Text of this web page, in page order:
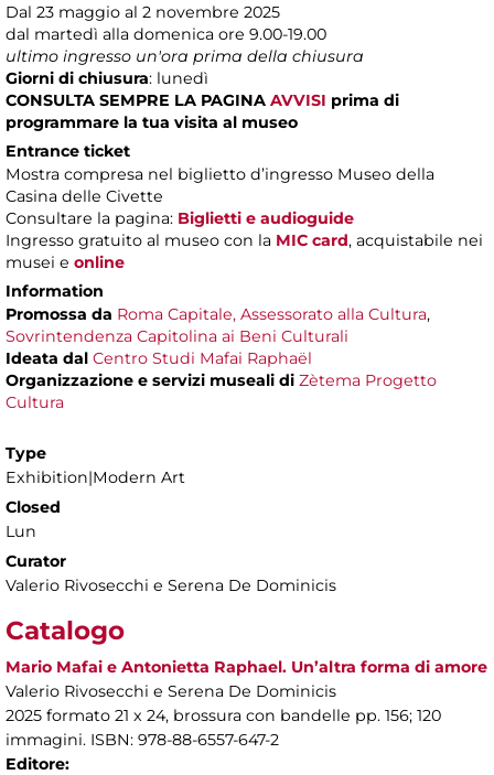
Dal 23 maggio al 2 novembre 2025
dal martedì alla domenica ore 9.00-19.00
ultimo ingresso un'ora prima della chiusura
Giorni di chiusura: lunedì
CONSULTA SEMPRE LA PAGINA AVVISI prima di
programmare la tua visita al museo
Entrance ticket
Mostra compresa nel biglietto d’ingresso Museo della
Casina delle Civette
Consultare la pagina: Biglietti e audioguide
Ingresso gratuito al museo con la MIC card, acquistabile nei
musei e online
Information
Promossa da Roma Capitale, Assessorato alla Cultura,
Sovrintendenza Capitolina ai Beni Culturali
Ideata dal Centro Studi Mafai Raphaël
Organizzazione e servizi museali di Zètema Progetto
Cultura
Type
Exhibition|Modern Art
Closed
Lun
Curator
Valerio Rivosecchi e Serena De Dominicis
Catalogo
Mario Mafai e Antonietta Raphael. Un’altra forma di amore
Valerio Rivosecchi e Serena De Dominicis
2025 formato 21 x 24, brossura con bandelle pp. 156; 120
immagini. ISBN: 978-88-6557-647-2
Editore: